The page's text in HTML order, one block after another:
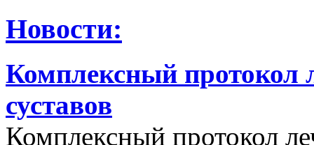
Новости:
Комплексный протокол
суставов
Комплексный протокол